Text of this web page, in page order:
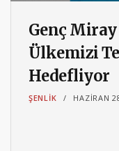
Genç
Ülkemizi
Hedefliyor
ŞENLIK HAZIRAN